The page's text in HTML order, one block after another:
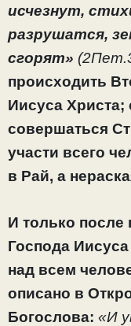
исчезнут,
разрушатся,
сгорят»
происходить
Иисуса Христа;
совершаться
участи всего
в Рай, а
И только после
Господа
над всем
описано в
Богослова: «И